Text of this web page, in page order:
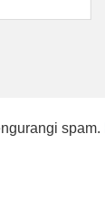
spam.